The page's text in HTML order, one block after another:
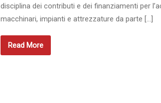
disciplina dei contributi e dei finanziamenti per
macchinari, impianti e attrezzature da parte […]
Read More